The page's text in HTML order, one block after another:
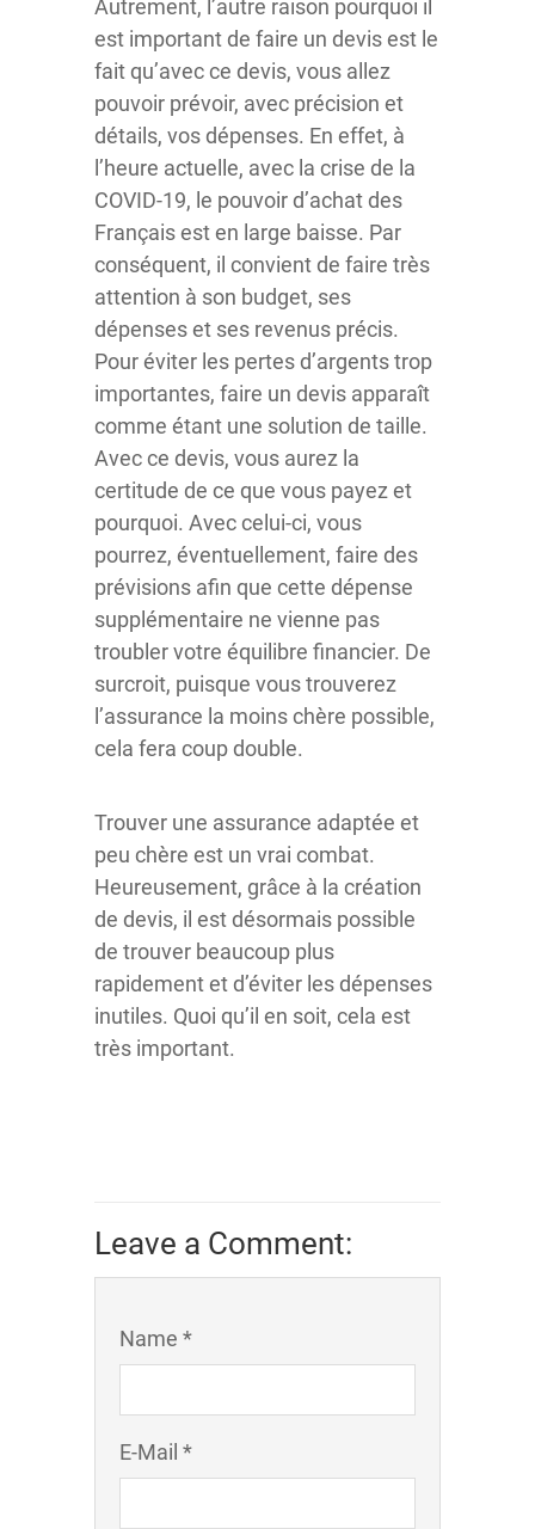
Autrement, l’autre raison pourquoi il
est important de faire un devis est le
fait qu’avec ce devis, vous allez
pouvoir prévoir, avec précision et
détails, vos dépenses. En effet, à
l’heure actuelle, avec la crise de la
COVID-19, le pouvoir d’achat des
Français est en large baisse. Par
conséquent, il convient de faire très
attention à son budget, ses
dépenses et ses revenus précis.
Pour éviter les pertes d’argents trop
importantes, faire un devis apparaît
comme étant une solution de taille.
Avec ce devis, vous aurez la
certitude de ce que vous payez et
pourquoi. Avec celui-ci, vous
pourrez, éventuellement, faire des
prévisions afin que cette dépense
supplémentaire ne vienne pas
troubler votre équilibre financier. De
surcroit, puisque vous trouverez
l’assurance la moins chère possible,
cela fera coup double.
Trouver une assurance adaptée et
peu chère est un vrai combat.
Heureusement, grâce à la création
de devis, il est désormais possible
de trouver beaucoup plus
rapidement et d’éviter les dépenses
inutiles. Quoi qu’il en soit, cela est
très important.
Leave a Comment:
Name *
E-Mail *